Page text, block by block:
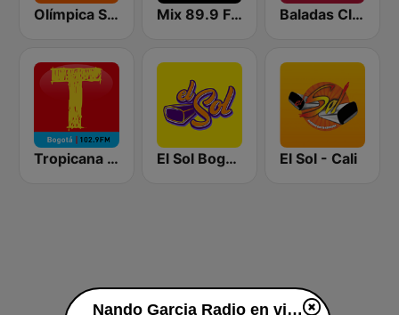
Olímpica Stereo Cali 104.5 FM Mix 89.9 FM Medellin Baladas Clásicas y Viejitas Radio
Tropicana Bogotá El Sol Bogotá El Sol - Cali
Nando Garcia Radio en vivo